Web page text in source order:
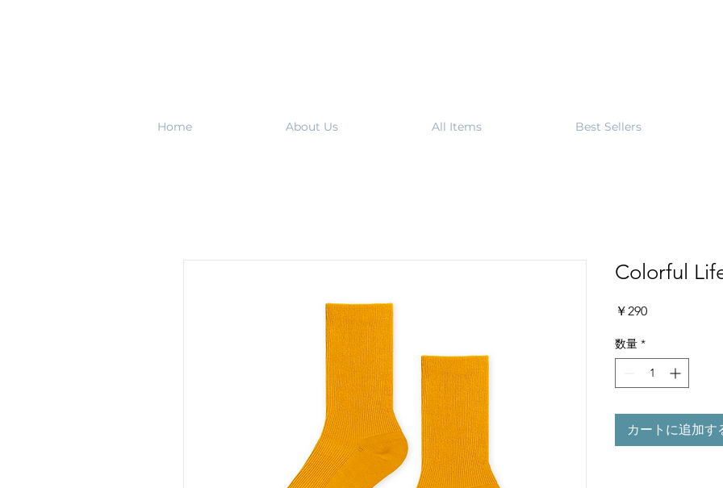
Home About Us All Items Best Sellers
Colorful
￥290価
数量 *
カートに追加す